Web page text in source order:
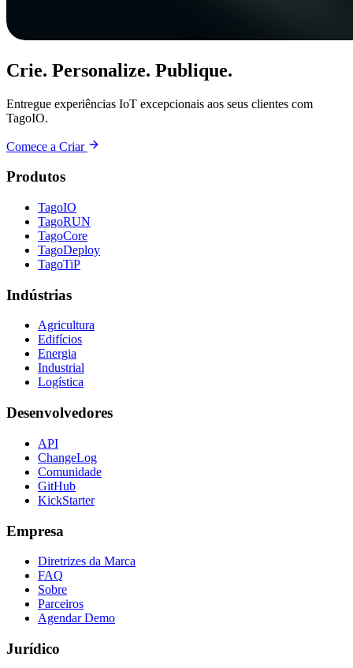
Crie. Personalize. Publique.
Entregue experiências IoT excepcionais aos seus clientes com
TagoIO.
Comece a Criar
Produtos
TagoIO
TagoRUN
TagoCore
TagoDeploy
TagoTiP
Indústrias
Agricultura
Edifícios
Energia
Industrial
Logística
Desenvolvedores
API
ChangeLog
Comunidade
GitHub
KickStarter
Empresa
Diretrizes da Marca
FAQ
Sobre
Parceiros
Agendar Demo
Jurídico